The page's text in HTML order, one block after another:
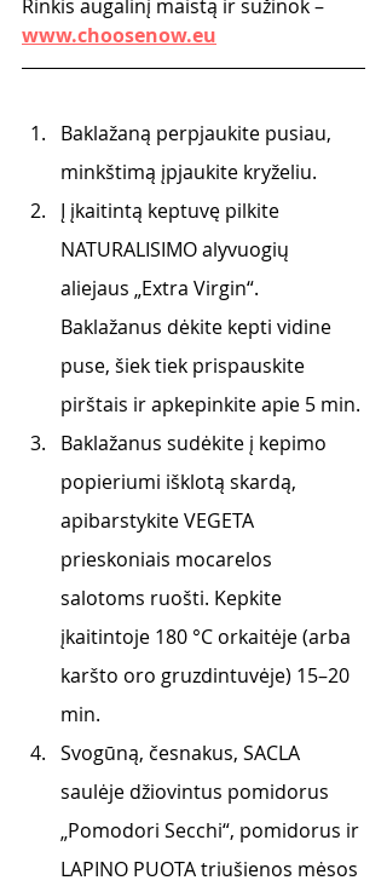
Rinkis augalinį maistą ir sužinok –
www.choosenow.eu
Baklažaną perpjaukite pusiau,
minkštimą įpjaukite kryželiu.
Į įkaitintą keptuvę pilkite
NATURALISIMO alyvuogių
aliejaus „Extra Virgin“.
Baklažanus dėkite kepti vidine
puse, šiek tiek prispauskite
pirštais ir apkepinkite apie 5 min.
Baklažanus sudėkite į kepimo
popieriumi išklotą skardą,
apibarstykite VEGETA
prieskoniais mocarelos
salotoms ruošti. Kepkite
įkaitintoje 180 °C orkaitėje (arba
karšto oro gruzdintuvėje) 15–20
min.
Svogūną, česnakus, SACLA
saulėje džiovintus pomidorus
„Pomodori Secchi“, pomidorus ir
LAPINO PUOTA triušienos mėsos